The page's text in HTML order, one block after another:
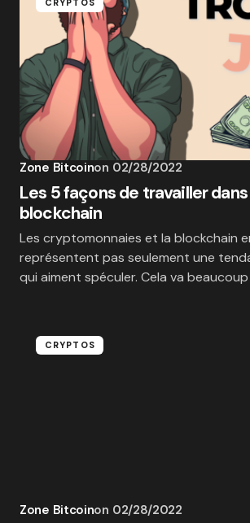
CRYPTOS
Zone Bitcoinon 02/28/2022
Les 5 façons de travailler dans
blockchain
Les cryptomonnaies et la blockchain
représentent pas seulement une
qui aiment spéculer. Cela va
CRYPTOS
Zone Bitcoinon 02/28/2022